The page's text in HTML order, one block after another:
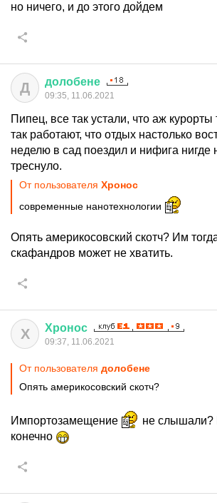
но ничего, и до этого дойдем
Д долобене
09:35, 11.06.2021
Пипец, все так устали, что аж
так работают, что отдых настолько
неделю в сад поездил и нифига нигде
треснуло.
От пользователя Хронос
современные нанотехнологии
Опять америкосовский скотч? Им
скафандров может не хватить.
Х Хронос
09:37, 11.06.2021
От пользователя долобене
Опять америкосовский скотч?
Импортозамещение
не слышали?
конечно